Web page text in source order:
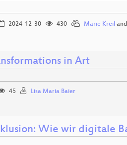
2024-12-30 430 Marie Kreiland
in Art
45 Lisa Maria Baier
Wie wir digitale